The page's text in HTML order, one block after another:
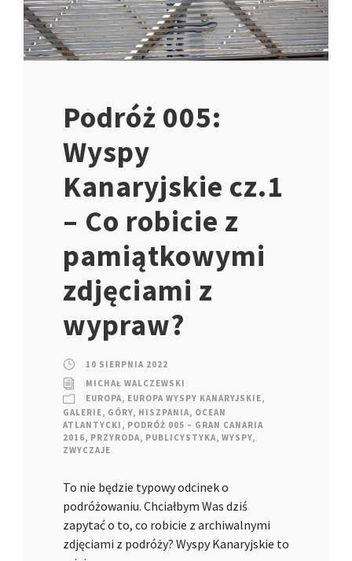
Podróż 005:
Wyspy
Kanaryjskie cz.1
– Co robicie z
pamiątkowymi
zdjęciami z
wypraw?
10 SIERPNIA 2022
MICHAŁ WALCZEWSKI
EUROPA, EUROPA WYSPY KANARYJSKIE,
GALERIE, GÓRY, HISZPANIA, OCEAN
ATLANTYCKI , PODRÓŻ 005 – GRAN CANARIA
2016, PRZYRODA, PUBLICYSTYKA, WYSPY,
ZWYCZAJE
To nie będzie typowy odcinek o
podróżowaniu. Chciałbym Was dziś
zapytać o to, co robicie z archiwalnymi
zdjęciami z podróży? Wyspy Kanaryjskie to